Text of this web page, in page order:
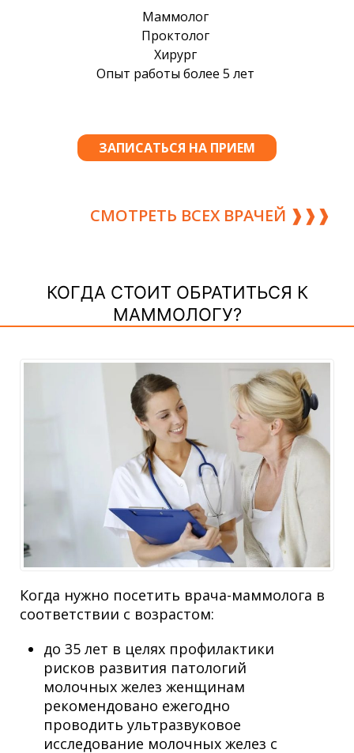
СМОТРЕТЬ ВСЕХ ВРАЧЕЙ ❱❱❱
КОГДА СТОИТ ОБРАТИТЬСЯ К
МАММОЛОГУ?
Когда нужно посетить врача-маммолога в
соответствии с возрастом:
до 35 лет в целях профилактики
рисков развития патологий
молочных желез женщинам
рекомендовано ежегодно
проводить ультразвуковое
исследование молочных желез с